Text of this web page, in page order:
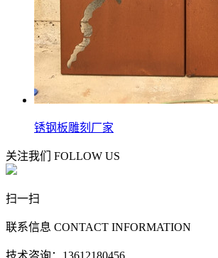
锈钢板雕刻厂家
关注我们 FOLLOW US
扫一扫
联系信息 CONTACT INFORMATION
技术咨询：13612180456